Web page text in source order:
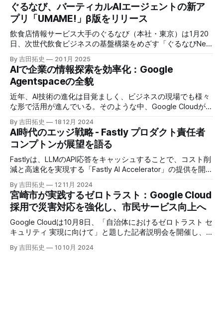
で、1口15万円の公募が可能となり
ます。 公募に至るま
ぐるなび、バーティカルAIエージェントの新ア
プリ「UMAME!」β版をリリース
飲食店情報サービス大手のぐるなび（本社・東京）は1月20
日、次世代飲食ビジネスの基盤構築をめざす「ぐるなびNext
プロジェクト」の初成果として、新たな飲食店探索アプリ
「UMAME!（うまみー！）」のβ版を公開した。
By 吉田拓史 20 1月 2025
AIで企業の情報探索を効率化：Google
Agentspaceの全貌
近年、AI技術の進化は目覚ましく、ビジネスの現場でも様々
な形で活用が進んでいる。そのような中、Google Cloudが新
たに発表したGoogle Agentspaceは、いま注目を集めるAIエ
ージェントがエンタープライズITを大きく変革する予兆と言
えるだろう。
By 吉田拓史 18 12月 2024
AI時代のエッジ戦略 - Fastly プロダクト責任者
コンプトンが展望を語る
Fastlyは、LLMのAPI応答をキャッシュすることで、コスト削
減と高速化を実現する「Fastly AI Accelerator」の提供を開始
した。キップ・コンプトン最高プロダクト責任者（CPO）
は、類似した質問への応答を再利用し、効率的な処理を可能
にすると説明した。さらに、コンプトンは、エッジコンピュ
ーティングの利点を活かしたパーソナライズや、エッジにお
けるGPUの経済性、セキュリティへの取り組みなど、Fastly
のAI戦略について語った。
By 吉田拓史 12 11月 2024
宮崎市が実践するゼロトラスト：Google Cloud
採用で災害対応を強化し、市民サービス向上へ
Google Cloudは10月8日、「自治体におけるゼロトラスト セ
キュリティ 実現に向けて」と題した記者説明会を開催し、
自治体向けにゼロトラストセキュリティ導入を支援するプロ
グラムを発表した。宮崎市の事例では、Google Workspace
By 吉田拓史 10 10月 2024